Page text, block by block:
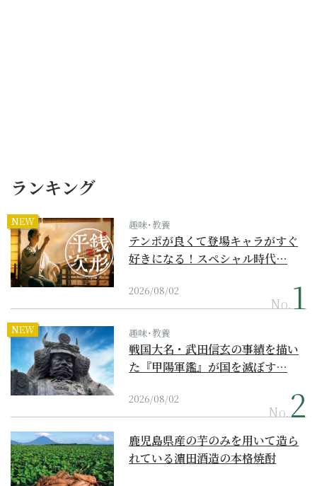
ランキング
NEW 趣味･教養
テンポが良くて登場キャラがすぐ
好きになる！スペシャル時代…
2026/08/02
No.
NEW 趣味･教養
戦国大名・武田信玄の事績を描い
た『甲陽軍鑑』が国を滅ぼす…
2026/08/02
No.
鹿児島県産の芋のみを用いて造ら
れている濵田酒造の本格焼酎